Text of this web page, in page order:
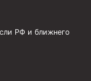
РФ и ближнего